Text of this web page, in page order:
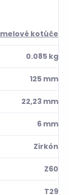
kotúče
0.085 kg
125 mm
22,23 mm
6 mm
Zirkón
Z60
T29